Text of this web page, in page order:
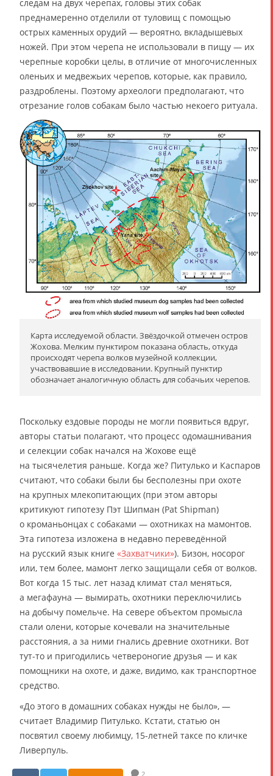
следам на двух черепах, головы этих собак
преднамеренно отделили от туловищ с помощью
острых каменных орудий — вероятно, вкладышевых
ножей. При этом черепа не использовали в пищу — их
черепные коробки целы, в отличие от многочисленных
оленьих и медвежьих черепов, которые, как правило,
раздроблены. Поэтому археологи предполагают, что
отрезание голов собакам было частью некоего ритуала.
Карта исследуемой области. Звёздочкой отмечен остров
Жохова. Мелким пунктиром показана область, откуда
происходят черепа волков музейной коллекции,
участвовавшие в исследовании. Крупный пунктир
обозначает аналогичную область для собачьих черепов.
Поскольку ездовые породы не могли появиться вдруг,
авторы статьи полагают, что процесс одомашнивания
и селекции собак начался на Жохове ещё
на тысячелетия раньше. Когда же? Питулько и Каспаров
считают, что собаки были бы бесполезны при охоте
на крупных млекопитающих (при этом авторы
критикуют гипотезу Пэт Шипман (Pat Shipman)
о кроманьонцах с собаками — охотниках на мамонтов.
Эта гипотеза изложена в недавно переведённой
на русский язык книге «Захватчики»). Бизон, носорог
или, тем более, мамонт легко защищали себя от волков.
Вот когда 15 тыс. лет назад климат стал меняться,
а мегафауна — вымирать, охотники переключились
на добычу помельче. На севере объектом промысла
стали олени, которые кочевали на значительные
расстояния, а за ними гнались древние охотники. Вот
тут-то и пригодились четвероногие друзья — и как
помощники на охоте, и даже, видимо, как транспортное
средство.
«До этого в домашних собаках нужды не было», —
считает Владимир Питулько. Кстати, статью он
посвятил своему любимцу, 15-летней таксе по кличке
Ливерпуль.
2